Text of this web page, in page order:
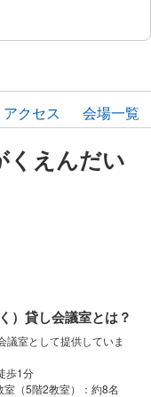
くえんだい
アクセス 会場一覧
）貸し会議室とは？
議室として提供していま
歩1分
（5階2教室）：約8名